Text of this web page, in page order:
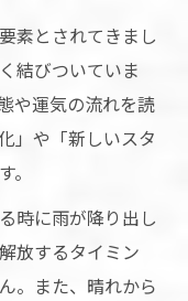
素とされてきまし
結びついていま
や運気の流れを読
」や「新しいスタ
時に雨が降り出し
放するタイミン
。また、晴れから